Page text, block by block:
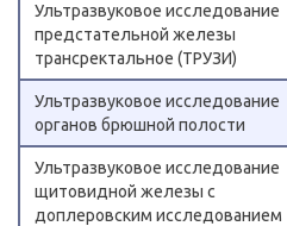
Ультразвуковое исследование
предстательной железы
трансректальное (ТРУЗИ)
Ультразвуковое исследование
органов брюшной полости
Ультразвуковое исследование
щитовидной железы с
доплеровским исследованием